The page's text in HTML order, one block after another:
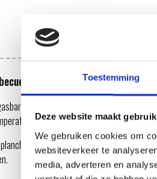
Toestemming
Deze website maakt
We gebruiken cookies om
websiteverkeer te
media, adverteren en
aan door de twee buitenste
in de barbecue rond de 180
in de barbecue boven het gedeelte